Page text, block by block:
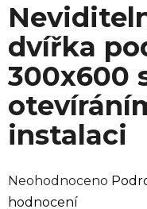
dvířka
300x600
instalaci
Průměrné
hodnocení
Neohodnoceno
hodnocení